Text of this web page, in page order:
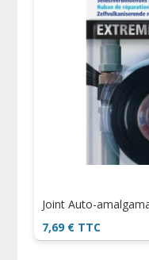
Joint Auto-
7,69 € TTC